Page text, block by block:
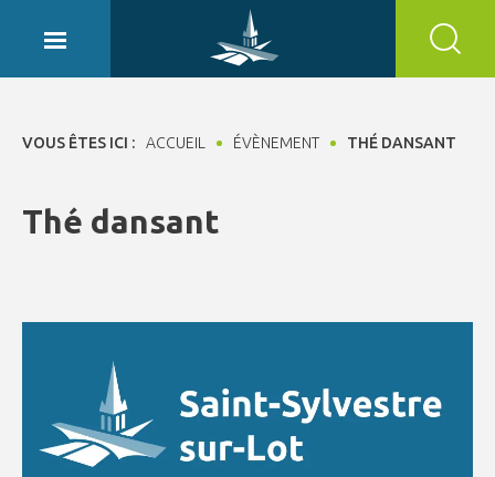
VOUS ÊTES ICI : ACCUEIL ÉVÈNEMENT THÉ DANSANT
Thé dansant
Panneau de gestion des cookies